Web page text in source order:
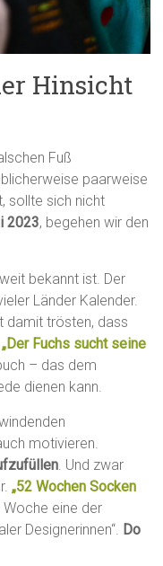
Hinsicht
Fuß
paarweise
sollte sich nicht
2023, begehen wir den
bekannt ist. Der
Länder Kalender.
damit trösten, dass
„Der Fuchs sucht seine
– das dem
dienen kann.
motivieren.
. Und zwar
„52 Wochen Socken
eine der
Designerinnen“. Do